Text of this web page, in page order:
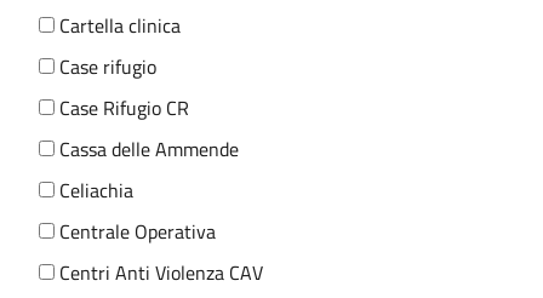
Cartella clinica
Case rifugio
Case Rifugio CR
Cassa delle Ammende
Celiachia
Centrale Operativa
Centri Anti Violenza CAV